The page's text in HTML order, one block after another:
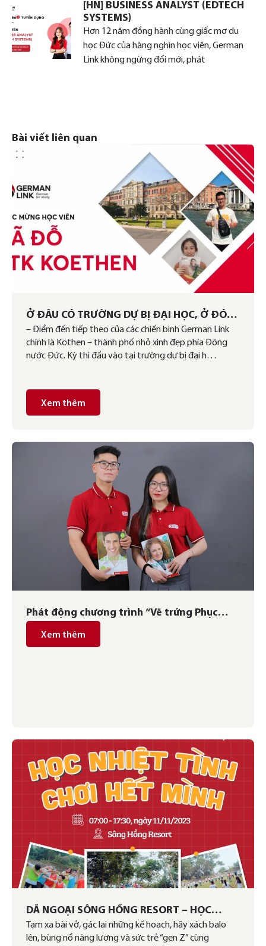
[HN] BUSINESS ANALYST (EDTECH
SYSTEMS)
Hơn 12 năm đồng hành cùng giấc mơ du
học Đức của hàng nghìn học viên, German
Link không ngừng đổi mới, phát
Bài viết liên quan
Ở ĐÂU CÓ TRƯỜNG DỰ BỊ ĐẠI HỌC, Ở ĐÓ
CÓ HỌC VIÊN GERMAN LINK
– Điểm đến tiếp theo của các chiến binh German Link
chính là Köthen – thành phố nhỏ xinh đẹp phía Đông
nước Đức. Kỳ thi đầu vào tại trường dự bị đại h…
Xem thêm
Phát động chương trình “Vẽ trứng Phục
sinh cùng German Link” 2022
Xem thêm
DÃ NGOẠI SÔNG HỒNG RESORT – HỌC
NHIỆT TÌNH, CHƠI HẾT MÌNH
Tạm xa bài vở, gác lại những kế hoạch, hãy xách balo
lên, bùng nổ năng lượng và sức trẻ “gen Z” cùng